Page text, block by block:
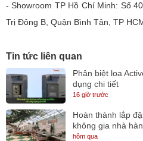
- Showroom TP Hồ Chí Minh: Số
Trị Đông B, Quận Bình Tân, TP
Tin tức liên quan
Phân biệt loa
dụng chi tiết
16 giờ trước
Hoàn thành lắp
không gia nhà
hôm qua